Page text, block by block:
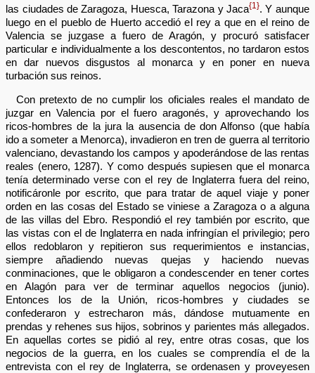
las ciudades de Zaragoza, Huesca, Tarazona y Jaca{1}. Y aunque
luego en el pueblo de Huerto accedió el rey a que en el reino de
Valencia se juzgase a fuero de Aragón, y procuró satisfacer
particular e individualmente a los descontentos, no tardaron estos
en dar nuevos disgustos al monarca y en poner en nueva
turbación sus reinos.
Con pretexto de no cumplir los oficiales reales el mandato de
juzgar en Valencia por el fuero aragonés, y aprovechando los
ricos-hombres de la jura la ausencia de don Alfonso (que había
ido a someter a Menorca), invadieron en tren de guerra al territorio
valenciano, devastando los campos y apoderándose de las rentas
reales (enero, 1287). Y como después supiesen que el monarca
tenía determinado verse con el rey de Inglaterra fuera del reino,
notificáronle por escrito, que para tratar de aquel viaje y poner
orden en las cosas del Estado se viniese a Zaragoza o a alguna
de las villas del Ebro. Respondió el rey también por escrito, que
las vistas con el de Inglaterra en nada infringían el privilegio; pero
ellos redoblaron y repitieron sus requerimientos e instancias,
siempre añadiendo nuevas quejas y haciendo nuevas
conminaciones, que le obligaron a condescender en tener cortes
en Alagón para ver de terminar aquellos negocios (junio).
Entonces los de la Unión, ricos-hombres y ciudades se
confederaron y estrecharon más, dándose mutuamente en
prendas y rehenes sus hijos, sobrinos y parientes más allegados.
En aquellas cortes se pidió al rey, entre otras cosas, que los
negocios de la guerra, en los cuales se comprendía el de la
entrevista con el rey de Inglaterra, se ordenasen y proveyesen